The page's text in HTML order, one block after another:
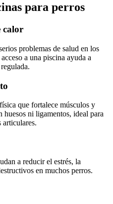
para perros
calor
problemas de salud en los
a una piscina ayuda a
que fortalece músculos y
huesos ni ligamentos, ideal para
articulares.
a reducir el estrés, la
en muchos perros.